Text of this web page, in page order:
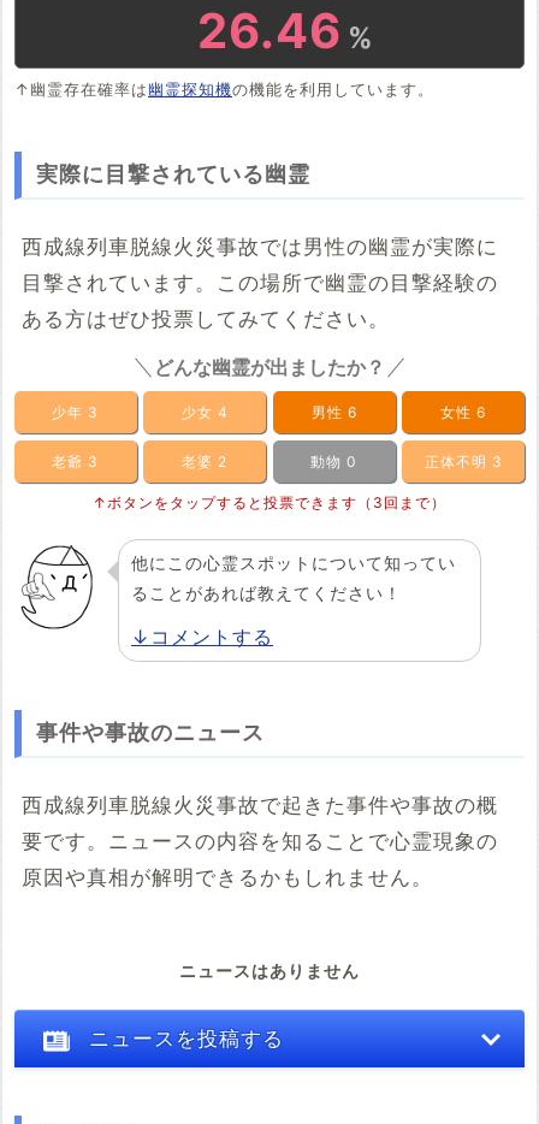
26.46 %
↑幽霊存在確率は幽霊探知機の機能を利用しています。
実際に目撃されている幽霊
西成線列車脱線火災事故では男性の幽霊が実際に
目撃されています。この場所で幽霊の目撃経験の
ある方はぜひ投票してみてください。
どんな幽霊が出ましたか？
少年 3 少女 4 男性 6 女性 6
老爺 3 老婆 2 動物 0 正体不明 3
↑ボタンをタップすると投票できます（3回まで）
他にこの心霊スポットについて知ってい
ることがあれば教えてください！
↓コメントする
事件や事故のニュース
西成線列車脱線火災事故で起きた事件や事故の概
要です。ニュースの内容を知ることで心霊現象の
原因や真相が解明できるかもしれません。
ニュースはありません
ニュースを投稿する